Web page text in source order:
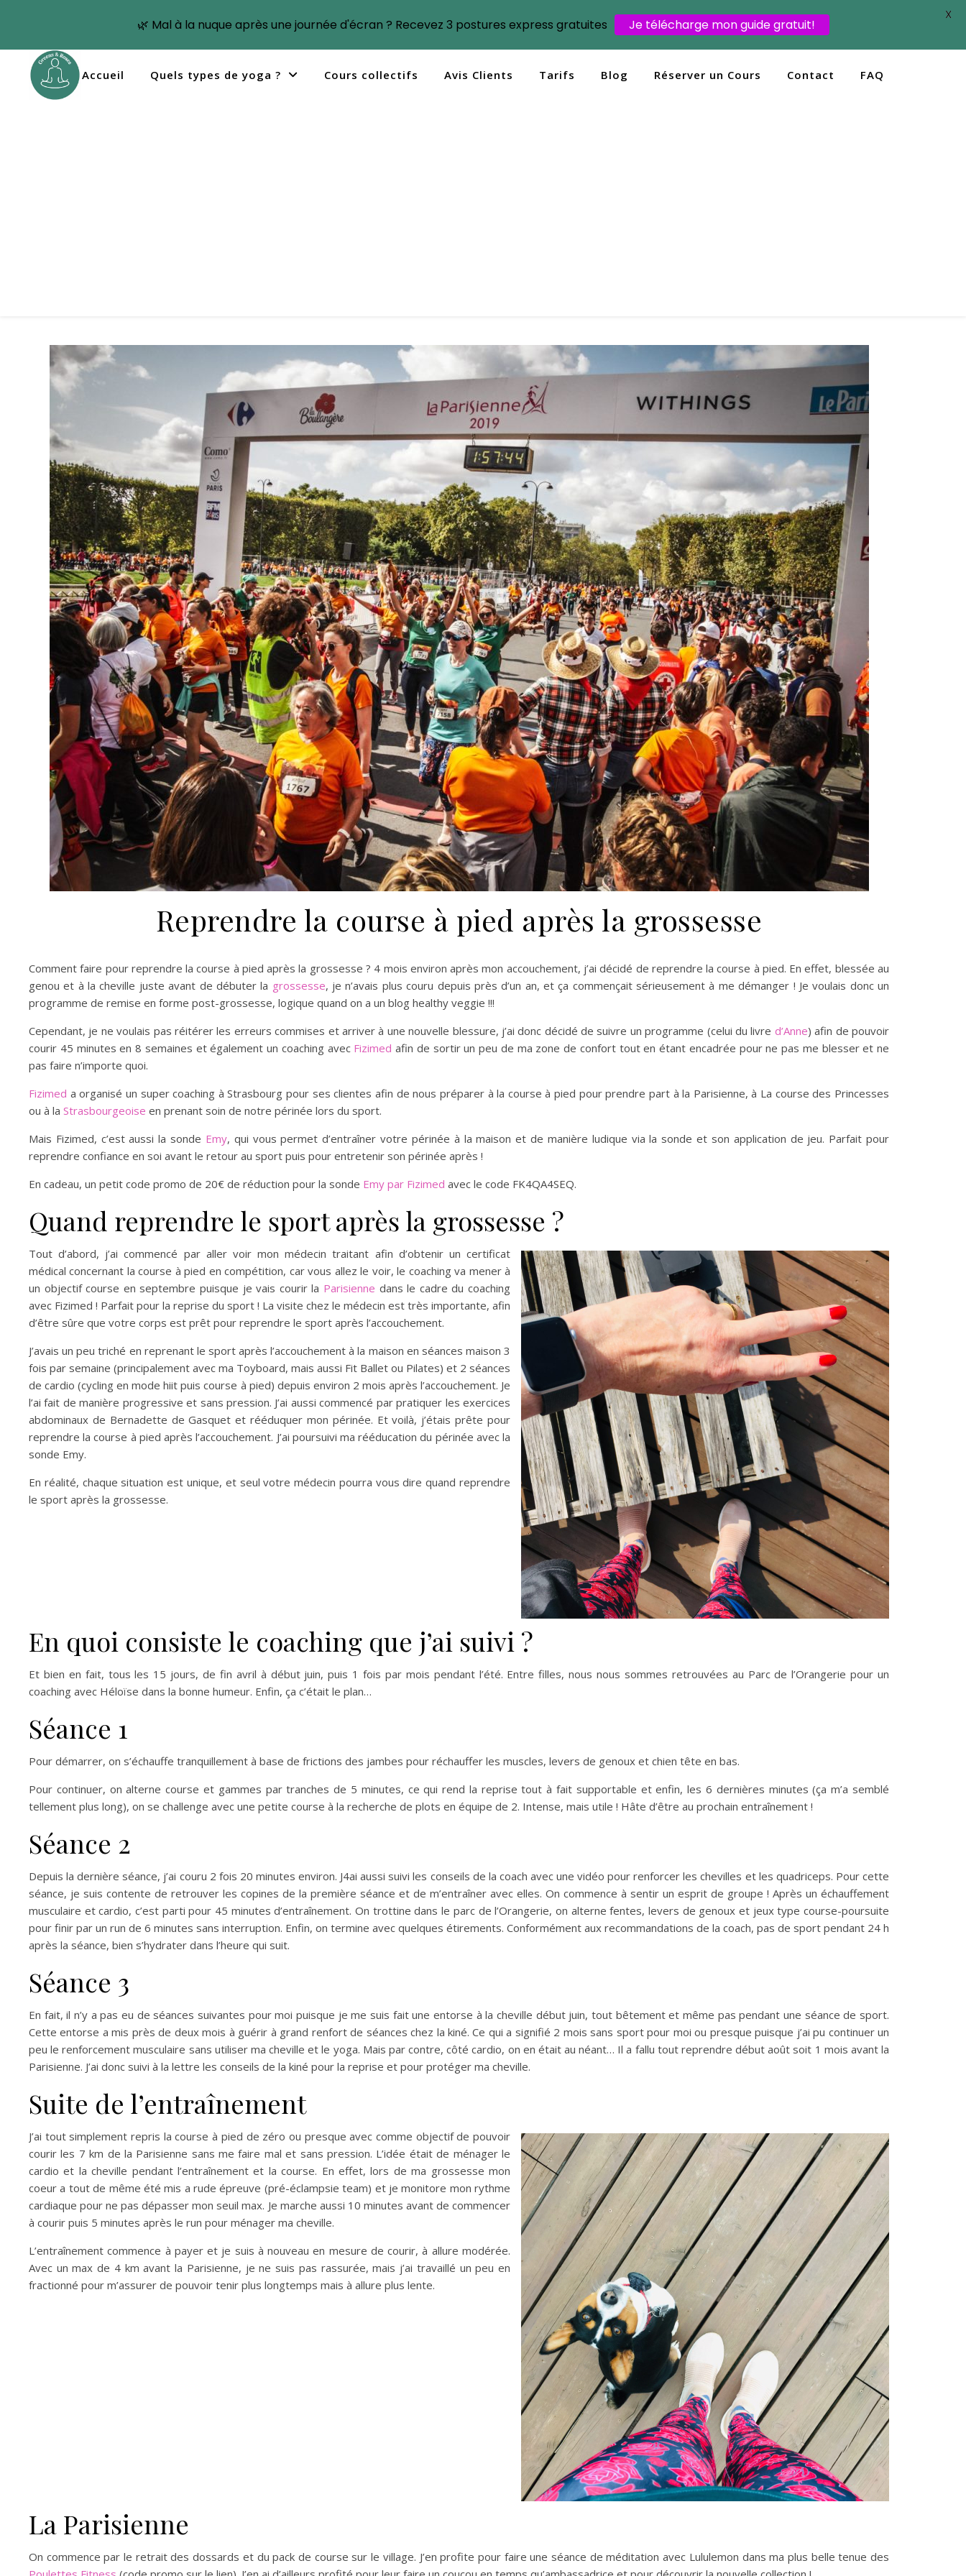
Accueil Quels types de yoga ? Cours collectifs Avis Clients Tarifs Blog Réserver un Cours Contact FAQ
Reprendre la course à pied après la grossesse
Comment faire pour reprendre la course à pied après la grossesse ? 4 mois environ après mon accouchement, j’ai décidé de reprendre la course à pied. En effet, blessée au
genou et à la cheville juste avant de débuter la grossesse, je n’avais plus couru depuis près d’un an, et ça commençait sérieusement à me démanger ! Je voulais donc un
programme de remise en forme post-grossesse, logique quand on a un blog healthy veggie !!!
Cependant, je ne voulais pas réitérer les erreurs commises et arriver à une nouvelle blessure, j’ai donc décidé de suivre un programme (celui du livre d’Anne) afin de pouvoir
courir 45 minutes en 8 semaines et également un coaching avec Fizimed afin de sortir un peu de ma zone de confort tout en étant encadrée pour ne pas me blesser et ne
pas faire n’importe quoi.
Fizimed a organisé un super coaching à Strasbourg pour ses clientes afin de nous préparer à la course à pied pour prendre part à la Parisienne, à La course des Princesses
ou à la Strasbourgeoise en prenant soin de notre périnée lors du sport.
Mais Fizimed, c’est aussi la sonde Emy, qui vous permet d’entraîner votre périnée à la maison et de manière ludique via la sonde et son application de jeu. Parfait pour
reprendre confiance en soi avant le retour au sport puis pour entretenir son périnée après !
En cadeau, un petit code promo de 20€ de réduction pour la sonde Emy par Fizimed avec le code FK4QA4SEQ.
Quand reprendre le sport après la grossesse ?
Tout d’abord, j’ai commencé par aller voir mon médecin traitant afin d’obtenir un certificat
médical concernant la course à pied en compétition, car vous allez le voir, le coaching va mener à
un objectif course en septembre puisque je vais courir la Parisienne dans le cadre du coaching
avec Fizimed ! Parfait pour la reprise du sport ! La visite chez le médecin est très importante, afin
d’être sûre que votre corps est prêt pour reprendre le sport après l’accouchement.
J’avais un peu triché en reprenant le sport après l’accouchement à la maison en séances maison 3
fois par semaine (principalement avec ma Toyboard, mais aussi Fit Ballet ou Pilates) et 2 séances
de cardio (cycling en mode hiit puis course à pied) depuis environ 2 mois après l’accouchement. Je
l’ai fait de manière progressive et sans pression. J’ai aussi commencé par pratiquer les exercices
abdominaux de Bernadette de Gasquet et rééduquer mon périnée. Et voilà, j’étais prête pour
reprendre la course à pied après l’accouchement. J’ai poursuivi ma rééducation du périnée avec la
sonde Emy.
En réalité, chaque situation est unique, et seul votre médecin pourra vous dire quand reprendre
le sport après la grossesse.
En quoi consiste le coaching que j’ai suivi ?
Et bien en fait, tous les 15 jours, de fin avril à début juin, puis 1 fois par mois pendant l’été. Entre filles, nous nous sommes retrouvées au Parc de l’Orangerie pour un
coaching avec Héloïse dans la bonne humeur. Enfin, ça c’était le plan…
Séance 1
Pour démarrer, on s’échauffe tranquillement à base de frictions des jambes pour réchauffer les muscles, levers de genoux et chien tête en bas.
Pour continuer, on alterne course et gammes par tranches de 5 minutes, ce qui rend la reprise tout à fait supportable et enfin, les 6 dernières minutes (ça m’a semblé
tellement plus long), on se challenge avec une petite course à la recherche de plots en équipe de 2. Intense, mais utile ! Hâte d’être au prochain entraînement !
Séance 2
Depuis la dernière séance, j’ai couru 2 fois 20 minutes environ. J4ai aussi suivi les conseils de la coach avec une vidéo pour renforcer les chevilles et les quadriceps. Pour cette
séance, je suis contente de retrouver les copines de la première séance et de m’entraîner avec elles. On commence à sentir un esprit de groupe ! Après un échauffement
musculaire et cardio, c’est parti pour 45 minutes d’entraînement. On trottine dans le parc de l’Orangerie, on alterne fentes, levers de genoux et jeux type course-poursuite
pour finir par un run de 6 minutes sans interruption. Enfin, on termine avec quelques étirements. Conformément aux recommandations de la coach, pas de sport pendant 24 h
après la séance, bien s’hydrater dans l’heure qui suit.
Séance 3
En fait, il n’y a pas eu de séances suivantes pour moi puisque je me suis fait une entorse à la cheville début juin, tout bêtement et même pas pendant une séance de sport.
Cette entorse a mis près de deux mois à guérir à grand renfort de séances chez la kiné. Ce qui a signifié 2 mois sans sport pour moi ou presque puisque j’ai pu continuer un
peu le renforcement musculaire sans utiliser ma cheville et le yoga. Mais par contre, côté cardio, on en était au néant… Il a fallu tout reprendre début août soit 1 mois avant la
Parisienne. J’ai donc suivi à la lettre les conseils de la kiné pour la reprise et pour protéger ma cheville.
Suite de l’entraînement
J’ai tout simplement repris la course à pied de zéro ou presque avec comme objectif de pouvoir
courir les 7 km de la Parisienne sans me faire mal et sans pression. L’idée était de ménager le
cardio et la cheville pendant l’entraînement et la course. En effet, lors de ma grossesse mon
coeur a tout de même été mis a rude épreuve (pré-éclampsie team) et je monitore mon rythme
cardiaque pour ne pas dépasser mon seuil max. Je marche aussi 10 minutes avant de commencer
à courir puis 5 minutes après le run pour ménager ma cheville.
L’entraînement commence à payer et je suis à nouveau en mesure de courir, à allure modérée.
Avec un max de 4 km avant la Parisienne, je ne suis pas rassurée, mais j’ai travaillé un peu en
fractionné pour m’assurer de pouvoir tenir plus longtemps mais à allure plus lente.
La Parisienne
On commence par le retrait des dossards et du pack de course sur le village. J’en profite pour faire une séance de méditation avec Lululemon dans ma plus belle tenue des
🌿 Mal à la nuque après une journée d'écran ? Recevez 3 postures express gratuites Je télécharge mon guide gratuit!
X